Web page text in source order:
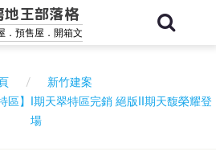
地王部落格
．預售屋．開箱文
新竹建案
區】I期天翠特區完銷 絕版II期天馥榮耀登
場